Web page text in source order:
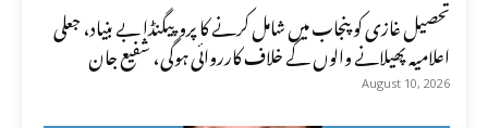
تحصیل غازی کو پنجاب میں شامل کرنے کا پروپیگنڈا بے بنیاد، جعلی
اعلامیہ پھیلانے والوں کے خلاف کارروائی ہوگی، شفیع جان
August 10, 2026